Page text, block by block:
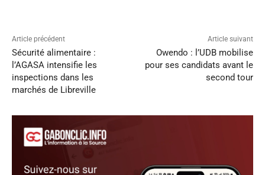
Article précédent
Sécurité alimentaire :
l’AGASA intensifie les
inspections dans les
marchés de Libreville
Article suivant
Owendo : l’UDB mobilise
pour ses candidats avant le
second tour